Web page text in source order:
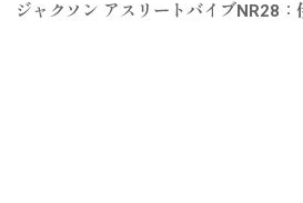
ジャクソン アスリートバイブNR28